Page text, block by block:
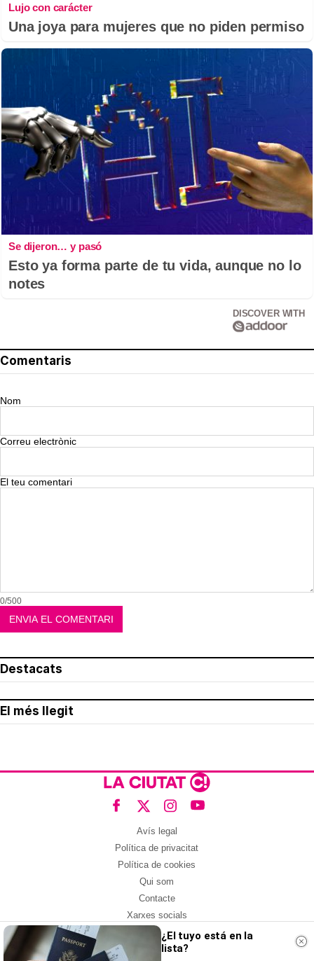
Lujo con carácter
Una joya para mujeres que no piden permiso
Se dijeron… y pasó
Esto ya forma parte de tu vida, aunque no lo
notes
DISCOVER WITH
Comentaris
Nom
Correu electrònic
El teu comentari
0/500
Destacats
El més llegit
Avís legal
Política de privacitat
Política de cookies
Qui som
Contacte
Xarxes socials
Amb col·laboració de:¿El tuyo está en la
lista?